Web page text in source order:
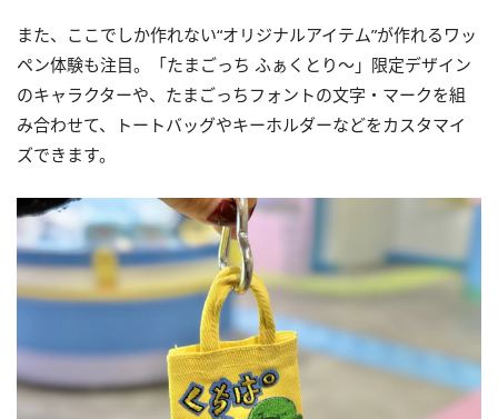
また、ここでしか作れない“オリジナルアイテム”が作れるワッ
ペン体験も注目。「たまごっち ふぁくとり～」限定デザイン
のキャラクターや、たまごっちフォントの文字・マークを組
み合わせて、トートバッグやキーホルダーなどをカスタマイ
ズできます。